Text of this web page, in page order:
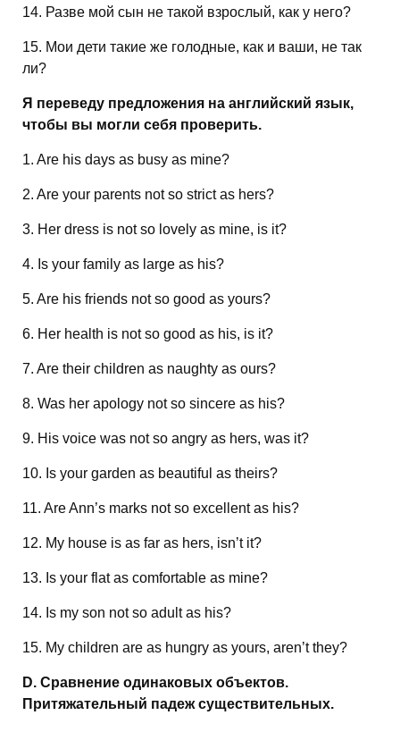
14. Разве мой сын не такой взрослый, как у него?
15. Мои дети такие же голодные, как и ваши, не так
ли?
Я переведу предложения на английский язык,
чтобы вы могли себя проверить.
1. Are his days as busy as mine?
2. Are your parents not so strict as hers?
3. Her dress is not so lovely as mine, is it?
4. Is your family as large as his?
5. Are his friends not so good as yours?
6. Her health is not so good as his, is it?
7. Are their children as naughty as ours?
8. Was her apology not so sincere as his?
9. His voice was not so angry as hers, was it?
10. Is your garden as beautiful as theirs?
11. Are Ann’s marks not so excellent as his?
12. My house is as far as hers, isn’t it?
13. Is your flat as comfortable as mine?
14. Is my son not so adult as his?
15. My children are as hungry as yours, aren’t they?
D. Сравнение одинаковых объектов.
Притяжательный падеж существительных.